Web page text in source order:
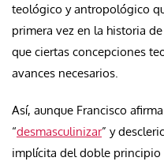
teológico y antropológico
primera vez en la historia
que ciertas concepciones
avances necesarios.
Así, aunque Francisco
“desmasculinizar” y
implícita del doble